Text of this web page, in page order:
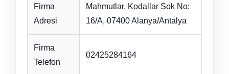
Firma
Adresi
Mahmutlar, Kodallar Sok No:
16/A, 07400 Alanya/Antalya
Firma
Telefon
02425284164